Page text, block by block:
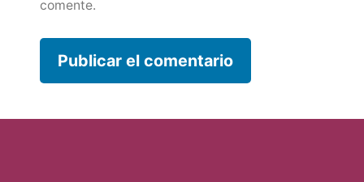
comente.